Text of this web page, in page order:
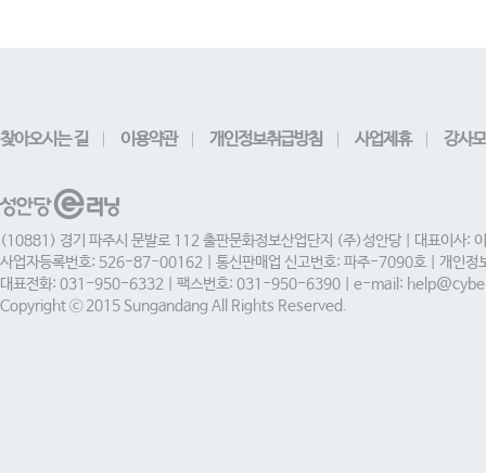
찾아오시는 길 이용약관 개인정보취급방침 사업제휴 강사
(10881) 경기 파주시 문발로 112 출판문화정보산업단지 (주)성안당 | 대표이사:
사업자등록번호: 526-87-00162 | 통신판매업 신고번호: 파주-7090호 | 개인정
대표전화: 031-950-6332 | 팩스번호: 031-950-6390 | e-mail:
Copyright ⓒ 2015 Sungandang All Rights Reserved.